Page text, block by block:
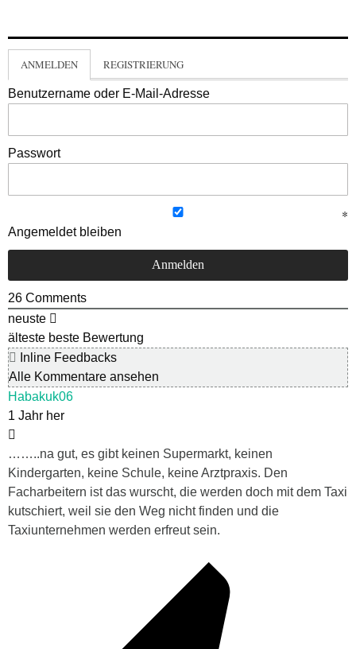
ANMELDEN REGISTRIERUNG
Benutzername oder E-Mail-Adresse
Passwort
Angemeldet bleiben
26 Comments
neuste
älteste beste Bewertung
Inline Feedbacks
Alle Kommentare ansehen
Habakuk06
1 Jahr her
……..na gut, es gibt keinen Supermarkt, keinen
Kindergarten, keine Schule, keine Arztpraxis. Den
Facharbeitern ist das wurscht, die werden doch mit dem Taxi
kutschiert, weil sie den Weg nicht finden und die
Taxiunternehmen werden erfreut sein.